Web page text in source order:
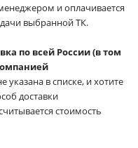
и оплачивается
выбранной ТК.
по всей России (в том
указана в списке, и хотите
доставки
стоимость